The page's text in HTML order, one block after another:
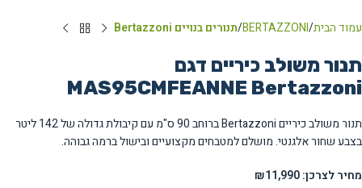
עמוד הבית BERTAZZONI תנורים בנויים Bertazzoni
תנור משולב כיריים דגם
MAS95CMFEANNE Bertazzoni
תנור משולב כיריים Bertazzoni ברוחב 90 ס"מ עם קיבולת גדולה של 142 ליטר
בצבע שחור אלגנטי. מושלם למטבחים מקצועיים ובישול ברמה גבוהה.
מחיר לצרכן: ₪11,990